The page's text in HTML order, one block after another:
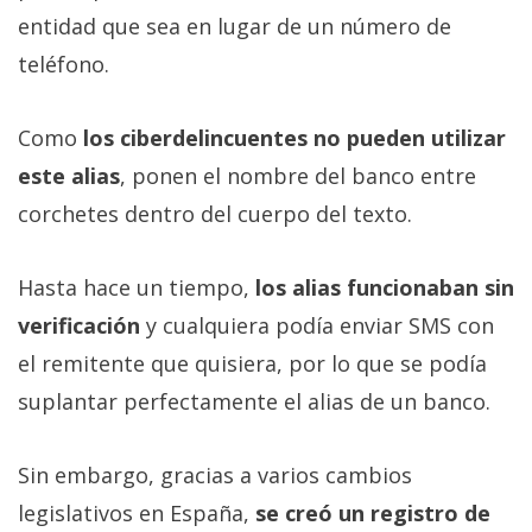
entidad que sea en lugar de un número de
teléfono.
Como los ciberdelincuentes no pueden utilizar
este alias, ponen el nombre del banco entre
corchetes dentro del cuerpo del texto.
Hasta hace un tiempo, los alias funcionaban sin
verificación y cualquiera podía enviar SMS con
el remitente que quisiera, por lo que se podía
suplantar perfectamente el alias de un banco.
Sin embargo, gracias a varios cambios
legislativos en España, se creó un registro de